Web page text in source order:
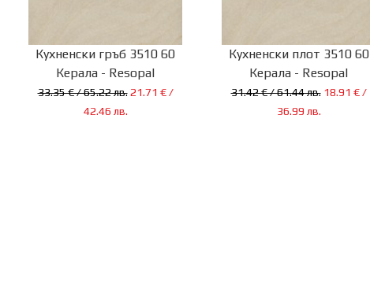
Кухненски гръб 3510 60
Керала - Resopal
33.35 € / 65.22 лв. 21.71 € /
42.46 лв.
Кухненски плот 3510 60
Керала - Resopal
31.42 € / 61.44 лв. 18.91 € /
36.99 лв.